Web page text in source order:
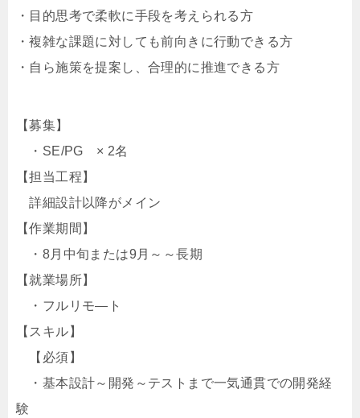
・目的思考で柔軟に手段を考えられる方
・複雑な課題に対しても前向きに行動できる方
・自ら施策を提案し、合理的に推進できる方
【募集】
・SE/PG × 2名
【担当工程】
詳細設計以降がメイン
【作業期間】
・8月中旬または9月～～長期
【就業場所】
・フルリモ―ト
【スキル】
【必須】
・基本設計～開発～テストまで一気通貫での開発経
験